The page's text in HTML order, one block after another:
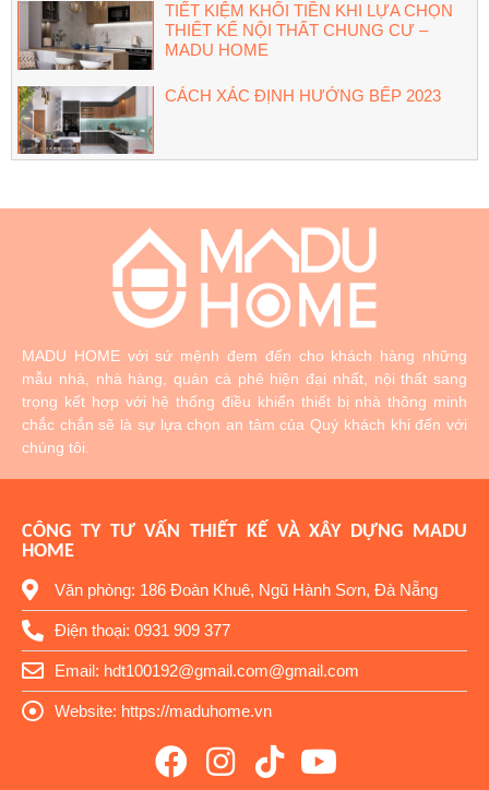
TIẾT KIỆM KHỐI TIỀN KHI LỰA CHỌN
THIẾT KẾ NỘI THẤT CHUNG CƯ –
MADU HOME
CÁCH XÁC ĐỊNH HƯỚNG BẾP 2023
MADU HOME với sứ mệnh đem đến cho khách hàng những
mẫu nhà, nhà hàng, quán cà phê hiện đại nhất, nội thất sang
trọng kết hợp với hệ thống điều khiển thiết bị nhà thông minh
chắc chắn sẽ là sự lựa chọn an tâm của Quý khách khi đến với
chúng tôi.
CÔNG TY TƯ VẤN THIẾT KẾ VÀ XÂY DỰNG MADU
HOME
Văn phòng: 186 Đoàn Khuê, Ngũ Hành Sơn, Đà Nẵng
Điện thoại: 0931 909 377
Email: hdt100192@gmail.com@gmail.com
Website: https://maduhome.vn